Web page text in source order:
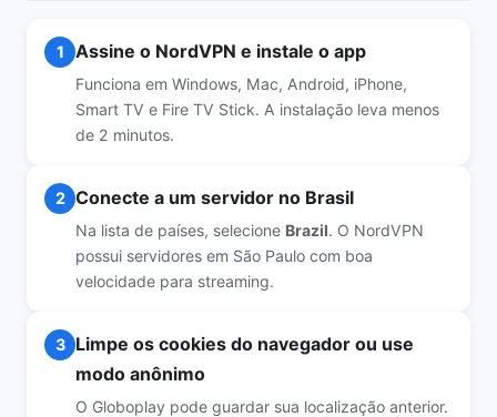
1 Assine o NordVPN e instale o app
Funciona em Windows, Mac, Android, iPhone,
Smart TV e Fire TV Stick. A instalação leva menos
de 2 minutos.
2 Conecte a um servidor no Brasil
Na lista de países, selecione Brazil. O NordVPN
possui servidores em São Paulo com boa
velocidade para streaming.
3
Limpe os cookies do navegador ou use
modo anônimo
O Globoplay pode guardar sua localização anterior.